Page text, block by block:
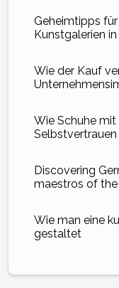
Geheimtipps
Kunstgalerien
Wie der Kauf
Wie Schuhe
Discovering
maestros of
Wie man eine
gestaltet